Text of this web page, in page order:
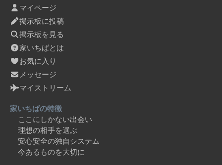
マイページ
掲示板に投稿
掲示板を見る
家いちばとは
お気に入り
メッセージ
マイストリーム
家いちばの特徴
ここにしかない出会い
理想の相手を選ぶ
安心安全の独自システム
今あるものを大切に